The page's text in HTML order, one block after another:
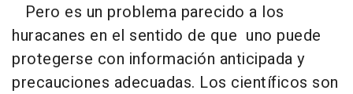
Pero es un problema parecido a los
huracanes en el sentido de que uno puede
protegerse con información anticipada y
precauciones adecuadas. Los científicos son